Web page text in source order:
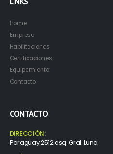
Home
Empresa
Habilitaciones
Certificaciones
Equipamiento
Contacto
CONTACTO
DIRECCIÓN:
Paraguay 2512 esq. Gral. Luna